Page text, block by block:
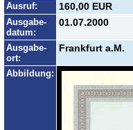
Ausruf: 160,00 EUR
Ausgabe-
datum:
01.07.2000
Ausgabe-
ort:
Frankfurt a.M.
Abbildung: